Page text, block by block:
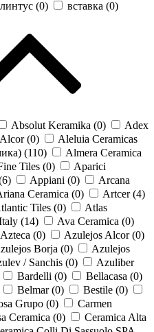
(0) вставка (0)
Absolut Keramika (0)
Adex
Alcor (0)
Aleluia Ceramicas
(110)
Almera Ceramica
Tiles (0)
Aparici
6) Appiani (0)
Arcana
Ceramica (0) Artcer (4)
Tiles (0)
Atlas
(14) Ava Ceramica (0)
Azteca (0) Azulejos Alcor (0)
Borja (0)
Azulejos
/ Sanchis (0)
Azuliber
Bardelli (0) Bellacasa (0)
Belmar (0) Bestile (0)
Grupo (0)
Carmen
Ceramica (0)
Ceramica Alta